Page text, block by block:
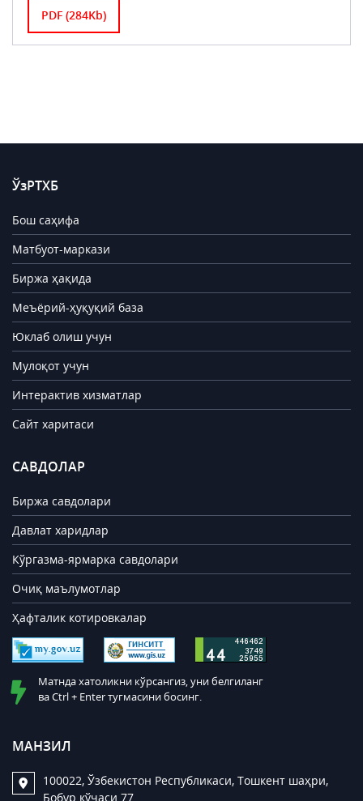
PDF (284Kb)
ЎзРТХБ
Бош саҳифа
Матбуот-маркази
Биржа ҳақида
Меъёрий-ҳуқуқий база
Юклаб олиш учун
Мулоқот учун
Интерактив хизматлар
Сайт харитаси
САВДОЛАР
Биржа савдолари
Давлат харидлар
Кўргазма-ярмарка савдолари
Очиқ маълумотлар
Ҳафталик котировкалар
Матнда хатоликни кўрсангиз, уни белгиланг
ва Ctrl + Enter тугмасини босинг.
МАНЗИЛ
100022, Ўзбекистон Республикаси, Тошкент шаҳри,
Бобур кўчаси 77